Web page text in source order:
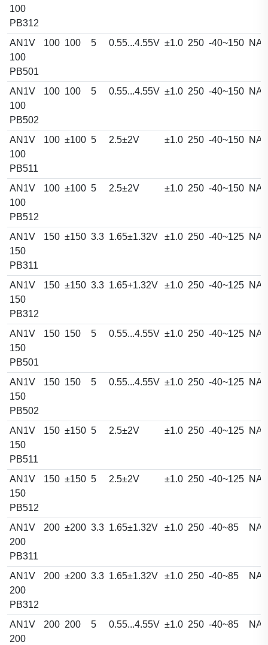
100
PB312
AN1V
100
PB501
100 100 5 0.55...4.55V ±1.0 250 -40~150 NA
AN1V
100
PB502
100 100 5 0.55...4.55V ±1.0 250 -40~150 NA
AN1V
100
PB511
100 ±100 5 2.5±2V ±1.0 250 -40~150 NA
AN1V
100
PB512
100 ±100 5 2.5±2V ±1.0 250 -40~150 NA
AN1V
150
PB311
150 ±150 3.3 1.65±1.32V ±1.0 250 -40~125 NA
AN1V
150
PB312
150 ±150 3.3 1.65+1.32V ±1.0 250 -40~125 NA
AN1V
150
PB501
150 150 5 0.55...4.55V ±1.0 250 -40~125 NA
AN1V
150
PB502
150 150 5 0.55...4.55V ±1.0 250 -40~125 NA
AN1V
150
PB511
150 ±150 5 2.5±2V ±1.0 250 -40~125 NA
AN1V
150
PB512
150 ±150 5 2.5±2V ±1.0 250 -40~125 NA
AN1V
200
PB311
200 ±200 3.3 1.65±1.32V ±1.0 250 -40~85 NA
AN1V
200
PB312
200 ±200 3.3 1.65±1.32V ±1.0 250 -40~85 NA
AN1V
200
200 200 5 0.55...4.55V ±1.0 250 -40~85 NA